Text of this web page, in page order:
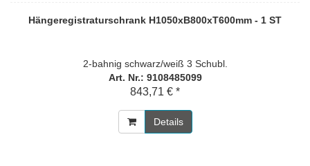
Hängeregistraturschrank H1050xB800xT600mm - 1 ST
2-bahnig schwarz/weiß 3 Schubl.
Art. Nr.: 9108485099
843,71 € *
Details